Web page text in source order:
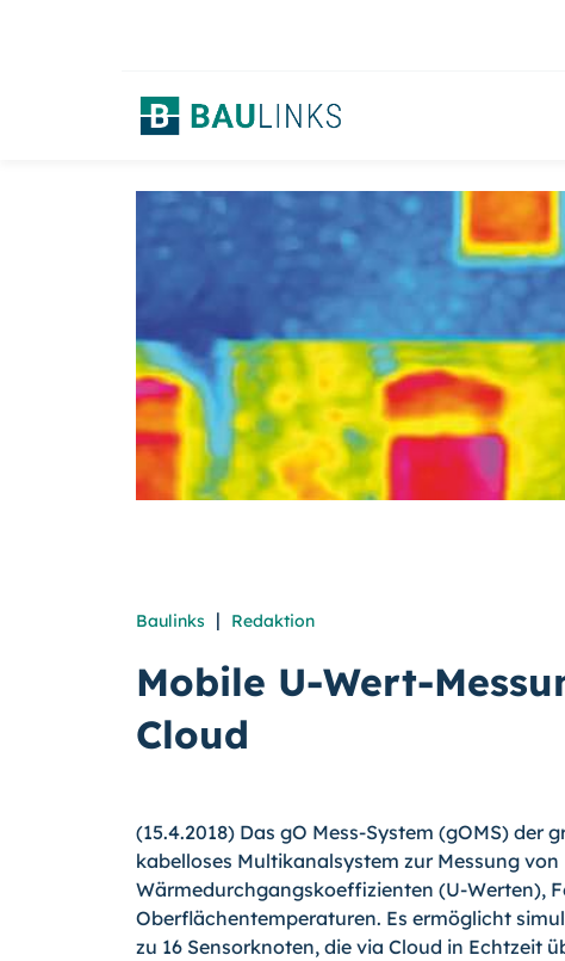
Baulinks | Redaktion
Mobile U-Wert-
Cloud
(15.4.2018) Das gO Mess-System (gOMS) der
kabelloses Multikanalsystem zur Messung von
Wärmedurchgangskoeffizienten (U-Werten),
Oberflächentemperaturen. Es ermöglicht
zu 16 Sensorknoten, die via Cloud in Echtzeit